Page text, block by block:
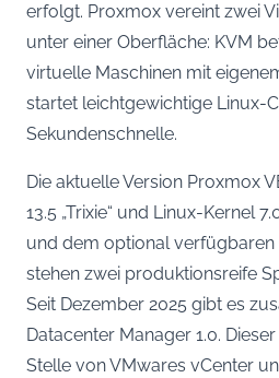
erfolgt. Proxmox vereint zwei
unter einer Oberfläche: KVM
virtuelle Maschinen mit
startet leichtgewichtige Linux-
Sekundenschnelle.
Die aktuelle Version Proxmox
13.5 „Trixie“ und Linux-Kernel
und dem optional verfügbaren
stehen zwei produktionsreife
Seit Dezember 2025 gibt es
Datacenter Manager 1.0.
Stelle von VMwares vCenter